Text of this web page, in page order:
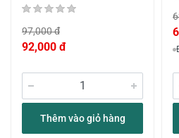
97,000 đ
92,000 đ
Thêm vào giỏ hàng